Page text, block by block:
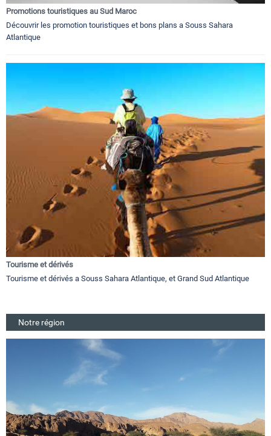
Promotions touristiques au Sud Maroc
Découvrir les promotion touristiques et bons plans a Souss Sahara
Atlantique
Tourisme et dérivés
Tourisme et dérivés a Souss Sahara Atlantique, et Grand Sud Atlantique
Notre région